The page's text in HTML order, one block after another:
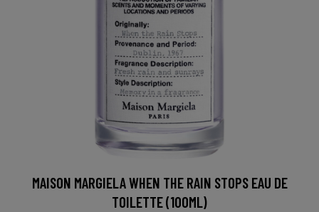
MAISON MARGIELA WHEN THE RAIN STOPS EAU DE
TOILETTE (100ML)